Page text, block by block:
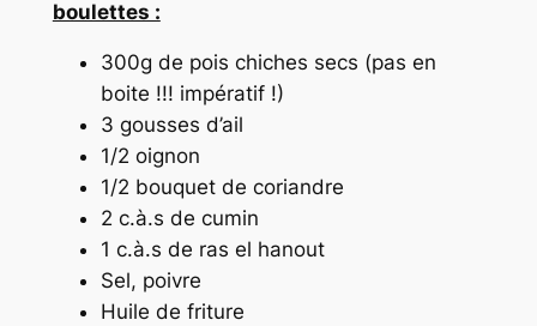
boulettes :
300g de pois chiches secs (pas en
boite !!! impératif !)
3 gousses d’ail
1/2 oignon
1/2 bouquet de coriandre
2 c.à.s de cumin
1 c.à.s de ras el hanout
Sel, poivre
Huile de friture